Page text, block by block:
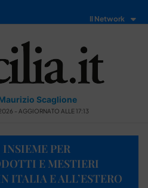
Il Network
Scaglione
- AGGIORNATO ALLE 17:13
PER
E MESTIERI
ITALIA E ALL’ESTERO